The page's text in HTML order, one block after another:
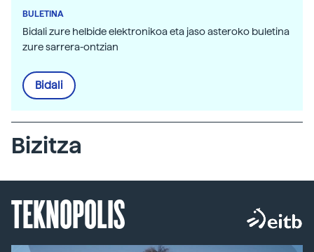
BULETINA
Bidali zure helbide elektronikoa eta jaso asteroko buletina
zure sarrera-ontzian
Bidali
Bizitza
TEKNOPOLIS